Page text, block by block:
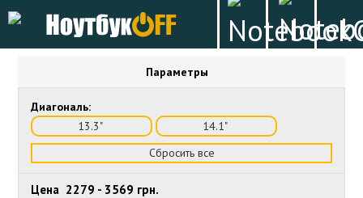
Параметры
Диагональ:
13.3"
14.1"
Сбросить все
Цена 2279 - 3569 грн.